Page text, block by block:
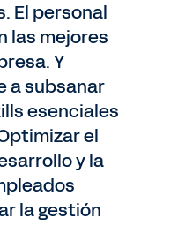
El personal
las mejores
Y
a subsanar
esenciales
el
y la
la gestión